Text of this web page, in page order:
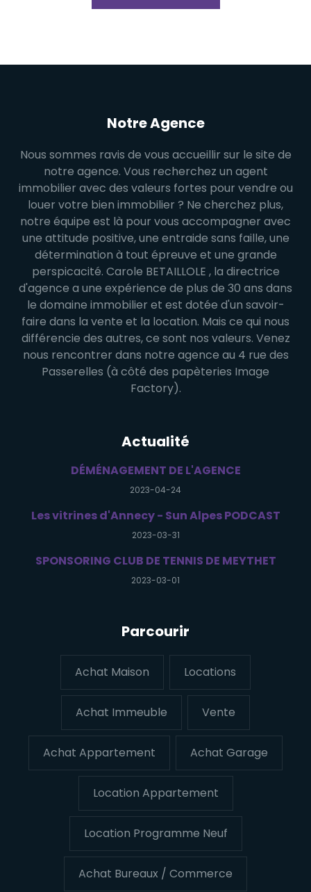
Notre Agence
Nous sommes ravis de vous accueillir sur le site de
notre agence. Vous recherchez un agent
immobilier avec des valeurs fortes pour vendre ou
louer votre bien immobilier ? Ne cherchez plus,
notre équipe est là pour vous accompagner avec
une attitude positive, une entraide sans faille, une
détermination à tout épreuve et une grande
perspicacité. Carole BETAILLOLE , la directrice
d'agence a une expérience de plus de 30 ans dans
le domaine immobilier et est dotée d'un savoir-
faire dans la vente et la location. Mais ce qui nous
différencie des autres, ce sont nos valeurs. Venez
nous rencontrer dans notre agence au 4 rue des
Passerelles (à côté des papèteries Image
Factory).
Actualité
DÉMÉNAGEMENT DE L'AGENCE
2023-04-24
Les vitrines d'Annecy - Sun Alpes PODCAST
2023-03-31
SPONSORING CLUB DE TENNIS DE MEYTHET
2023-03-01
Parcourir
Achat Maison Locations
Achat Immeuble Vente
Achat Appartement Achat Garage
Location Appartement
Location Programme Neuf
Achat Bureaux / Commerce